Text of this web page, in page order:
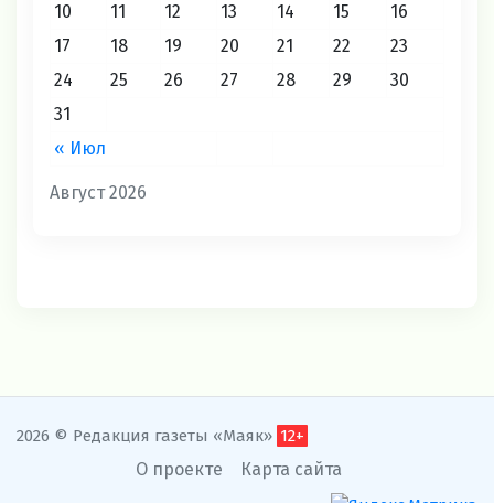
Август 2026
« Июл
10
11 12 13 14 15
16
17
18 19 20 21 22
23
24
25 26 27 28 29
30
31
2026 © Редакция газеты «Маяк» 12+
О проекте Карта сайта